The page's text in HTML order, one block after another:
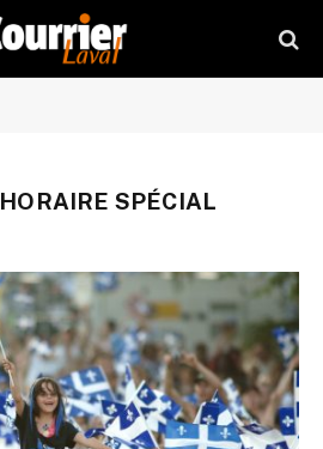
HORAIRE SPÉCIAL